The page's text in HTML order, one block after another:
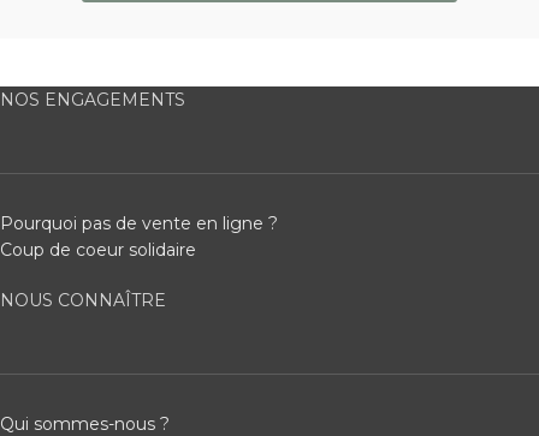
NOS ENGAGEMENTS
Pourquoi pas de vente en ligne ?
Coup de coeur solidaire
NOUS CONNAÎTRE
Qui sommes-nous ?